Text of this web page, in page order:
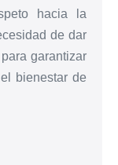
hacia la
de dar
garantizar
bienestar de